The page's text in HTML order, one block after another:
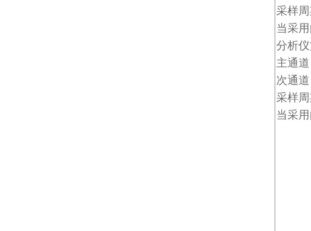
采样
当采
分析
主通
次通道
采样
当采